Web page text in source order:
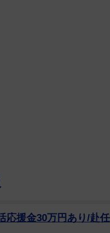
応援金30万円あり/赴